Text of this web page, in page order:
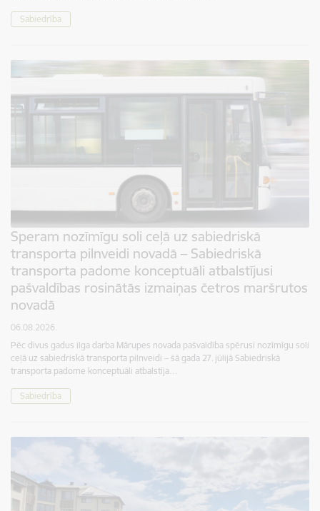
Sabiedrība
Speram nozīmīgu soli ceļā uz sabiedriskā
transporta pilnveidi novadā – Sabiedriskā
transporta padome konceptuāli atbalstījusi
pašvaldības rosinātās izmaiņas četros maršrutos
novadā
06.08.2026.
Pēc divus gadus ilga darba Mārupes novada pašvaldība spērusi nozīmīgu soli
ceļā uz sabiedriskā transporta pilnveidi – šā gada 27. jūlijā Sabiedriskā
transporta padome konceptuāli atbalstīja…
Sabiedrība